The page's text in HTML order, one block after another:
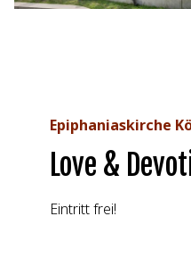
Epiphaniaskirche
Love &
Eintritt frei!